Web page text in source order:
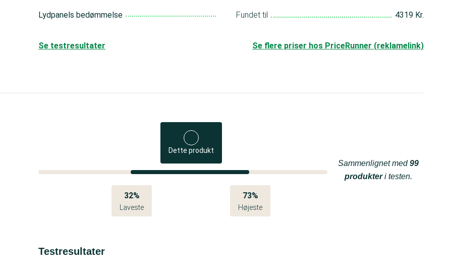
Lydpanels bedømmelse Fundet til 4319 Kr.
Se flere priser hos PriceRunner (reklamelink)
Se testresultater
Dette produkt
32%
Laveste
73%
Højeste
Sammenlignet med99
produkteri testen.
Testresultater